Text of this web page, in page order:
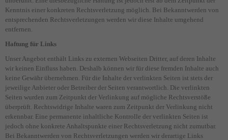
Kenntnis einer konkreten Rechtsverletzung möglich. Bei Bekanntwerden von
entsprechenden Rechtsverletzungen werden wir diese Inhalte umgehend
entfernen.
Haftung für Links
Unser Angebot enthält Links zu externen Webseiten Dritter, auf deren Inhalte
wir keinen Einfluss haben. Deshalb können wir für diese fremden Inhalte auch
keine Gewähr übernehmen. Für die Inhalte der verlinkten Seiten ist stets der
jeweilige Anbieter oder Betreiber der Seiten verantwortlich. Die verlinkten
Seiten wurden zum Zeitpunkt der Verlinkung auf mögliche Rechtsverstöße
überprüft. Rechtswidrige Inhalte waren zum Zeitpunkt der Verlinkung nicht
erkennbar. Eine permanente inhaltliche Kontrolle der verlinkten Seiten ist
jedoch ohne konkrete Anhaltspunkte einer Rechtsverletzung nicht zumutbar.
Bei Bekanntwerden von Rechtsverletzungen werden wir derartige Links
Datenschutzeinstellungen
Essenziell (1)
einwandfreie Funktion der Website erforderlich.
Cookie-Informationen anzeigen
Datenschutzerklärung Impressum